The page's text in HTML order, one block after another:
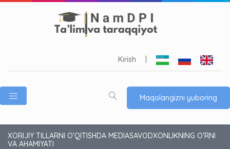
Kirish
Maqolangizni yuboring
XORIJIY TILLARNI O'QITISHDA MEDIASAVODXONLIKNING O'RNI
VA AHAMIYATI